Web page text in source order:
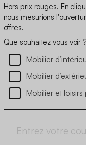
Hors prix rouges. En
nous mesurions
offres.
Que souhaitez vous voir ?
Mobilier
Mobilier
Mobilier et loisirs